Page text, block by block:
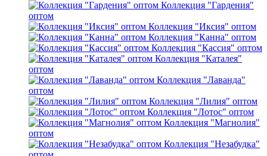
Коллекция "Гардения"
оптом
Коллекция "Иксия" оптом
Коллекция "Канна" оптом
Коллекция "Кассия" оптом
Коллекция "Каталея"
оптом
Коллекция "Лаванда"
оптом
Коллекция "Лилия" оптом
Коллекция "Лотос" оптом
Коллекция "Магнолия"
оптом
Коллекция "Незабудка"